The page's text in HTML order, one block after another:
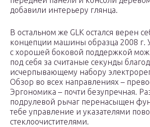
добавили интерьеру глянца.
В остальном же GLK остался верен
концепции машины образца 2008 г.
с хорошей боковой поддержкой
под себя за считаные секунды
исчерпывающему набору
Обзор во всех направлениях –
Эргономика – почти безупречная.
подрулевой рычаг перенасыщен
тебе управление и указателями
стеклоочистителями.